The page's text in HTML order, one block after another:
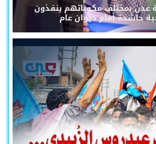
عدن بمختلف مكوناتهم ينفذون
حاشدة أمام ديوان عام